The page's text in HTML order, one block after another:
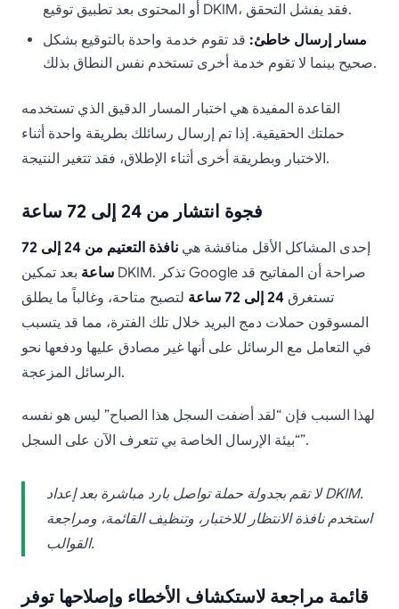
أو المحتوى بعد تطبيق توقيع DKIM، فقد يفشل التحقق.
مسار إرسال خاطئ: قد تقوم خدمة واحدة بالتوقيع بشكل
صحيح بينما لا تقوم خدمة أخرى تستخدم نفس النطاق بذلك.
القاعدة المفيدة هي اختبار المسار الدقيق الذي تستخدمه
حملتك الحقيقية. إذا تم إرسال رسائلك بطريقة واحدة أثناء
الاختبار وبطريقة أخرى أثناء الإطلاق، فقد تتغير النتيجة.
فجوة انتشار من 24 إلى 72 ساعة
إحدى المشاكل الأقل مناقشة هي
نافذة التعتيم من 24 إلى 72
ساعة بعد تمكين DKIM. تذكر Google صراحة أن المفاتيح قد
تستغرق 24 إلى 72 ساعة
لتصبح متاحة، وغالباً ما يطلق
المسوقون حملات دمج البريد خلال تلك الفترة، مما قد يتسبب
في التعامل مع الرسائل على أنها غير مصادق عليها ودفعها نحو
الرسائل المزعجة.
لهذا السبب فإن “لقد أضفت السجل هذا الصباح” ليس هو نفسه
“بيئة الإرسال الخاصة بي تتعرف الآن على السجل”.
لا تقم بجدولة حملة تواصل بارد مباشرة بعد إعداد DKIM.
استخدم نافذة الانتظار للاختبار، وتنظيف القائمة، ومراجعة
القوالب.
قائمة مراجعة لاستكشاف الأخطاء وإصلاحها توفر